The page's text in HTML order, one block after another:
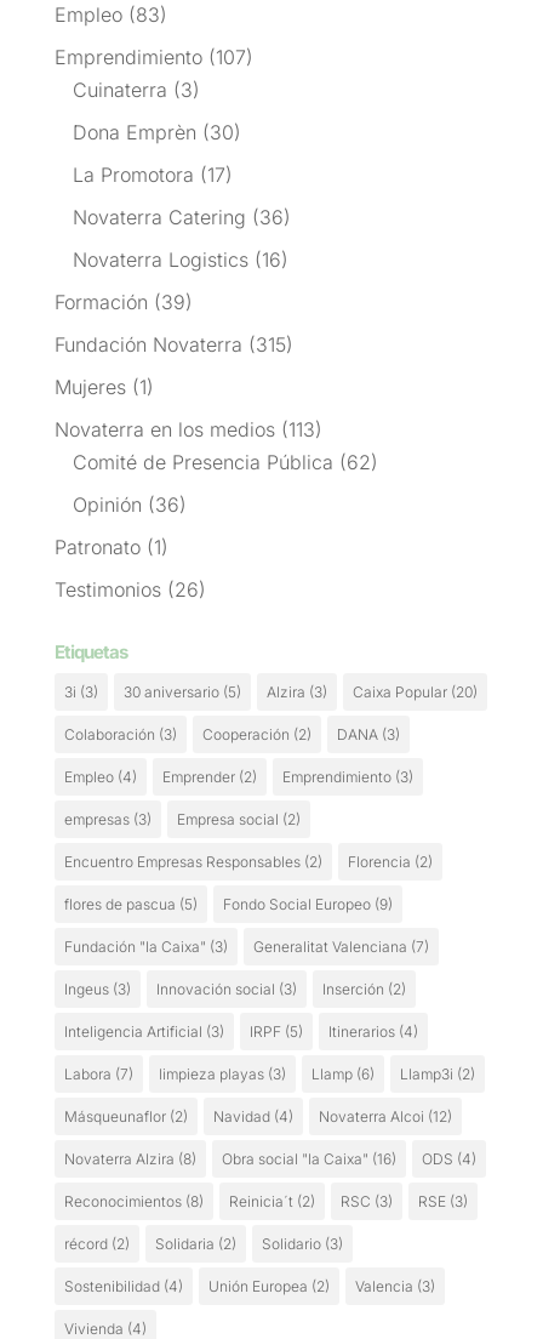
Empleo(83)
Emprendimiento(107)
Cuinaterra (3)
Dona Emprèn (30)
La Promotora (17)
Novaterra Catering (36)
Novaterra Logistics(16)
Formación (39)
Fundación Novaterra (315)
Mujeres(1)
Novaterra en los medios(113)
Comité de Presencia Pública (62)
Opinión (36)
Patronato(1)
Testimonios(26)
Etiquetas
3i (3) 30 aniversario(5) Alzira (3) Caixa Popular(20)
Colaboración (3) Cooperación (2) DANA(3)
Empleo(4) Emprender(2) Emprendimiento(3)
empresas(3) Empresa social (2)
Encuentro Empresas Responsables(2) Florencia (2)
flores de pascua (5) Fondo Social Europeo(9)
Fundación "la Caixa" (3) Generalitat Valenciana (7)
Ingeus(3) Innovación social (3) Inserción (2)
Inteligencia Artificial (3) IRPF(5) Itinerarios(4)
Labora (7) limpieza playas(3) Llamp(6) Llamp3i (2)
Másqueunaflor(2) Navidad(4) Novaterra Alcoi (12)
Novaterra Alzira (8) Obra social "la Caixa" (16) ODS (4)
Reconocimientos(8) Reinicia´t (2) RSC (3) RSE(3)
récord(2) Solidaria (2) Solidario(3)
Sostenibilidad(4) Unión Europea (2) Valencia (3)
Vivienda (4)